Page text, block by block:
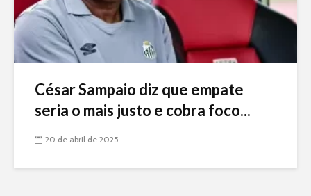
César Sampaio diz que empate
seria o mais justo e cobra foco...
20 de abril de 2025